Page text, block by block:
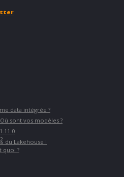
data intégrée ?
sont vos modèles ?
du Lakehouse !
quoi ?